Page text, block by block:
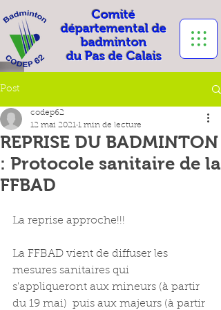
Comité
départemental de
badminton
du Pas de Calais
Post
REPRISE DU BADMINTON
: Protocole sanitaire de la
FFBAD
codep62
12 mai 2021 1 min de lecture
La reprise approche!!!
La FFBAD vient de diffuser les
mesures sanitaires qui
s'appliqueront aux mineurs (à partir
du 19 mai)  puis aux majeurs (à partir